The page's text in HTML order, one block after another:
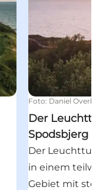
Foto: Daniel
Der
Spodsbjerg
Der
in einem
Gebiet mit